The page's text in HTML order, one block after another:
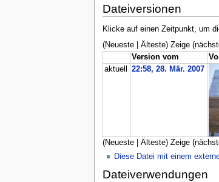
Dateiversionen
Klicke auf einen Zeitpunkt, um
(Neueste | Älteste) Zeige
Version vom
aktuell
22:58, 28. Mär. 2007
(Neueste | Älteste) Zeige
Diese Datei mit einem
Dateiverwendungen